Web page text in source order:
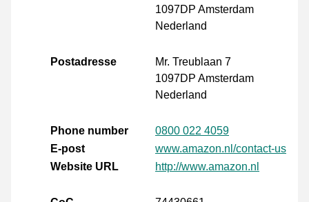
1097DP Amsterdam
Nederland
Postadresse
Mr. Treublaan 7
1097DP Amsterdam
Nederland
Phone number
0800 022 4059
E-post
www.amazon.nl/contact-us
Website URL
http://www.amazon.nl